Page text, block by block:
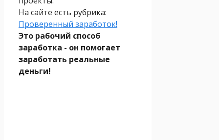
На сайте есть рубрика:
Проверенный заработок!
Это рабочий способ
заработка - он помогает
заработать реальные
деньги!